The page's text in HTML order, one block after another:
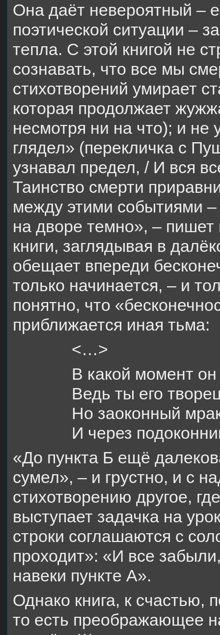
Она даёт невероятный –
поэтической ситуации –
тепла. С этой книгой не
сознавать, что все мы
стихотворений умирает
которая продолжает
несмотря ни на что); и не
глядел» (перекличка с
узнавал предел, / И вся
Таинство смерти
между этими событиями –
на дворе темно», – пишет
книги, заглядывая в
обещает впереди
только начинается, – и
понятно, что
приближается иная тьма:
<…>
В какой момент
Ведь ты его
Но заоконный
И через
«До пункта Б ещё
сумел», – и грустно, и с
стихотворению другое,
выступает задачка на
строки соглашаются с
проходит»: «И все
навеки пункте А».
Однако книга, к счастью,
то есть преображающее